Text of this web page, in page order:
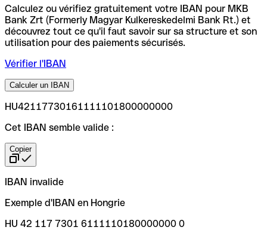
Calculez ou vérifiez gratuitement votre IBAN pour MKB
Bank Zrt (Formerly Magyar Kulkereskedelmi Bank Rt.) et
découvrez tout ce qu'il faut savoir sur sa structure et son
utilisation pour des paiements sécurisés.
Vérifier l'IBAN
Calculer un IBAN
HU42117730161111101800000000
Cet IBAN semble valide :
Copier
IBAN invalide
Exemple d'IBAN en Hongrie
HU 42 117 7301 6111110180000000 0